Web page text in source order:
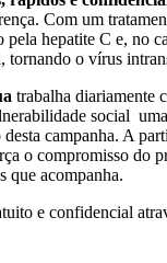
Com um
pela hepatite C e, no
tornando o vírus
trabalha diariamente
social
campanha. A
o compromisso do
que acompanha.
e confidencial